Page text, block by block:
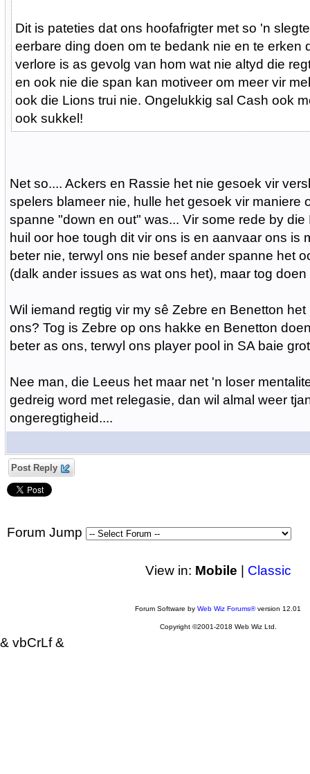
Dit is pateties dat ons hoofafrigter met so 'n
eerbare ding doen om te bedank nie en te erken
verlore is as gevolg van hom wat nie altyd die
en ook nie die span kan motiveer om meer vir
ook die Lions trui nie. Ongelukkig sal Cash ook
ook sukkel!
Net so.... Ackers en Rassie het nie gesoek vir
spelers blameer nie, hulle het gesoek vir maniere
spanne "down en out" was... Vir some rede by
huil oor hoe tough dit vir ons is en aanvaar ons is
beter nie, terwyl ons nie besef ander spanne het
(dalk ander issues as wat ons het), maar tog
Wil iemand regtig vir my sê Zebre en Benetton
ons? Tog is Zebre op ons hakke en Benetton
beter as ons, terwyl ons player pool in SA baie
Nee man, die Leeus het maar net 'n loser
gedreig word met relegasie, dan wil almal weer
ongeregtigheid....
Post Reply
Forum Jump
View in: Mobile Classic
Forum Software by Web Wiz Forums®version 12.01
Copyright ©2001-2018 Web Wiz Ltd.
& vbCrLf &